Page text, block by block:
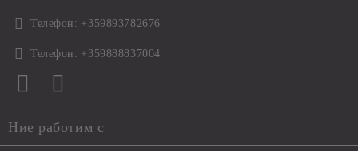
Телефон: +359893782676
Телефон: +359888837004
Ние работим с